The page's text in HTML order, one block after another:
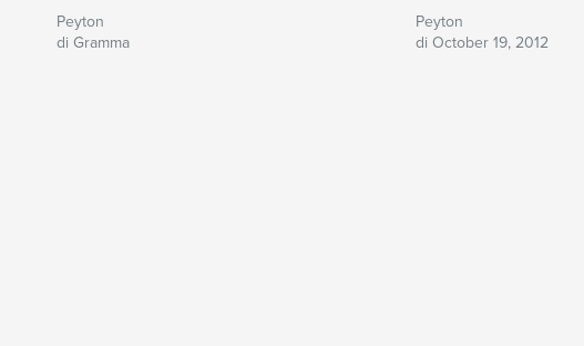
Peyton
di Gramma
Peyton
di October 19, 2012